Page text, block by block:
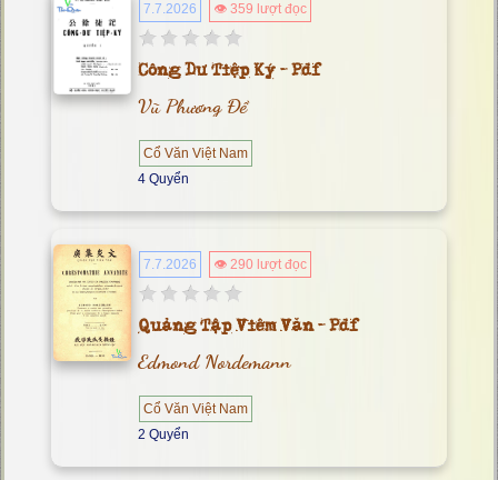
7.7.2026 👁 359 lượt đọc
Công Dư Tiệp Ký - Pdf
Vũ Phương Đề
Cổ Văn Việt Nam
4 Quyển
7.7.2026 👁 290 lượt đọc
Quảng Tập Viêm Văn - Pdf
Edmond Nordemann
Cổ Văn Việt Nam
2 Quyển